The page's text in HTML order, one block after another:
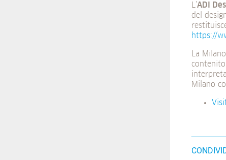
L’ADI
del
https://
La
Milano